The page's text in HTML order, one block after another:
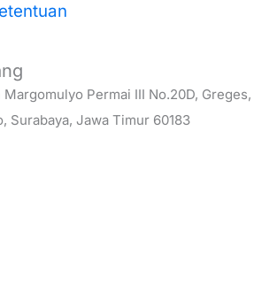
Permai III No.20D, Greges,
Surabaya, Jawa Timur 60183